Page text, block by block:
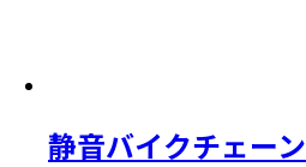
静音バイクチェーン